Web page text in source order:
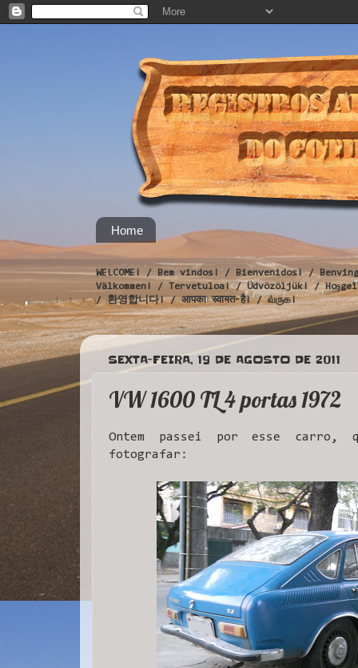
Home
WELCOME! / Bem vindos! / Bienvenidos! /
Välkommen! / Tervetuloa! / Üdvözöljük! /
/ 환영합니다! / आपका स्वागत है! / வருக!
SEXTA-FEIRA, 19 DE AGOSTO DE 2011
VW 1600 TL 4 portas 1972
Ontem passei por esse carro,
fotografar: